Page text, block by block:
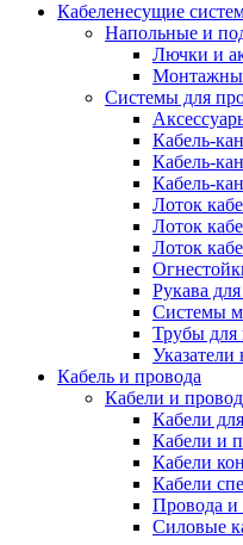
Кабеленесущие
Напольные и
Лючки и
Системы для
Кабель-
Кабель-
Кабель-
Лоток
Лоток
Лоток
Рукава
Системы
Трубы для
Указатели
Кабель и провода
Кабели и
Кабели
Кабели и
Кабели
Кабели
Провода
Силовые